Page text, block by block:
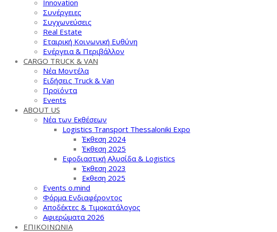
Innovation
Συνέργειες
Συγχωνεύσεις
Real Estate
Εταιρική Κοινωνική Ευθύνη
Ενέργεια & Περιβάλλον
CARGO TRUCK & VAN
Νέα Μοντέλα
Ειδήσεις Truck & Van
Προϊόντα
Events
ABOUT US
Νέα των Εκθέσεων
Logistics Transport Thessaloniki Expo
Έκθεση 2024
Έκθεση 2025
Εφοδιαστική Αλυσίδα & Logistics
Έκθεση 2023
Εκθεση 2025
Events o.mind
Φόρμα Ενδιαφέροντος
Αποδέκτες & Τιμοκατάλογος
Αφιερώματα 2026
ΕΠΙΚΟΙΝΩΝΙΑ